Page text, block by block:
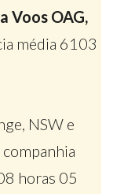
Voos OAG,
média 6103
NSW e
horas 05